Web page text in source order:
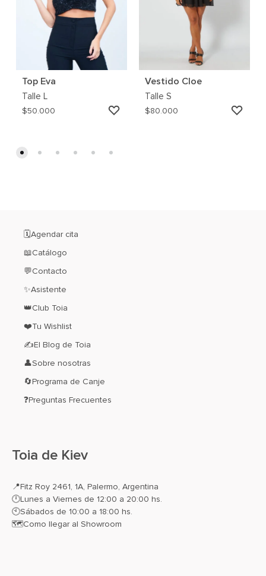
Top Eva
Talle L
$50.000
AGREGAR
Vestido Cloe
Talle S
$80.000
🗓️Agendar cita
📖Catálogo
💬Contacto
✨Asistente
👑Club Toia
❤️Tu Wishlist
✍El Blog de Toia
👤Sobre nosotras
🔄Programa de Canje
❓Preguntas Frecuentes
Toia de Kiev
📍Fitz Roy 2461, 1A, Palermo, Argentina
🕛Lunes a Viernes de 12:00 a 20:00 hs.
🕙Sábados de 10:00 a 18:00 hs.
🗺️Como llegar al Showroom